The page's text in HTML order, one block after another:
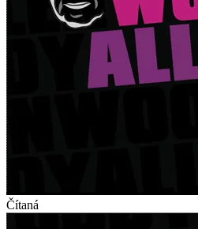
Čítaná